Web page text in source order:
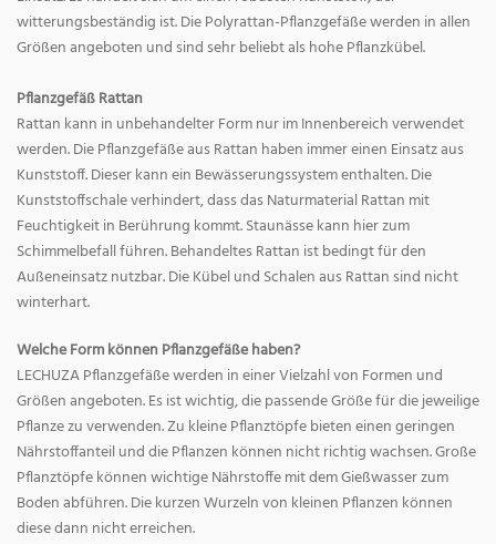
witterungsbeständig ist. Die Polyrattan-Pflanzgefäße werden in allen
Größen angeboten und sind sehr beliebt als hohe Pflanzkübel.
Pflanzgefäß Rattan
Rattan kann in unbehandelter Form nur im Innenbereich verwendet
werden. Die Pflanzgefäße aus Rattan haben immer einen Einsatz aus
Kunststoff. Dieser kann ein Bewässerungssystem enthalten. Die
Kunststoffschale verhindert, dass das Naturmaterial Rattan mit
Feuchtigkeit in Berührung kommt. Staunässe kann hier zum
Schimmelbefall führen. Behandeltes Rattan ist bedingt für den
Außeneinsatz nutzbar. Die Kübel und Schalen aus Rattan sind nicht
winterhart.
Welche Form können Pflanzgefäße haben?
LECHUZA Pflanzgefäße werden in einer Vielzahl von Formen und
Größen angeboten. Es ist wichtig, die passende Größe für die jeweilige
Pflanze zu verwenden. Zu kleine Pflanztöpfe bieten einen geringen
Nährstoffanteil und die Pflanzen können nicht richtig wachsen. Große
Pflanztöpfe können wichtige Nährstoffe mit dem Gießwasser zum
Boden abführen. Die kurzen Wurzeln von kleinen Pflanzen können
diese dann nicht erreichen.